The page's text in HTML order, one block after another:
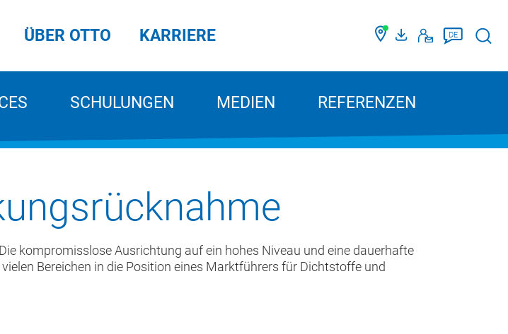
DE
SCHULUNGEN MEDIEN REFERENZEN
ÜBER OTTO KARRIERE
kompromisslose Ausrichtung auf ein hohes Niveau und eine dauerhafte
Bereichen in die Position eines Marktführers für Dichtstoffe und